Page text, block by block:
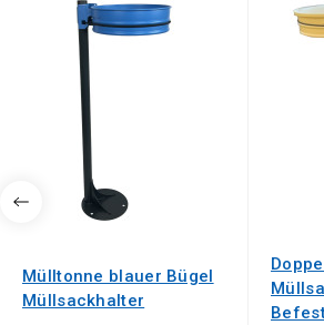
Mülltonne blauer Bügel
Müllsackhalter